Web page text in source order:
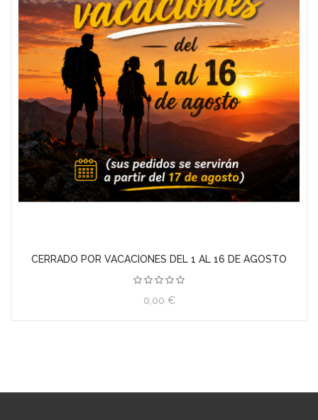
COLECCION DOWN THE BOARDWALK PAPER PACK (WE R
27,00 €